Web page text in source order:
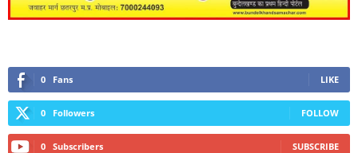
0 Fans LIKE
0 Followers FOLLOW
0 Subscribers SUBSCRIBE